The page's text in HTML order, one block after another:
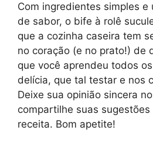
Com ingredientes simples e
de sabor, o bife à rolê
que a cozinha caseira tem
no coração (e no prato!) de
que você aprendeu todos
delícia, que tal testar e nos
Deixe sua opinião sincera
compartilhe suas
receita. Bom apetite!